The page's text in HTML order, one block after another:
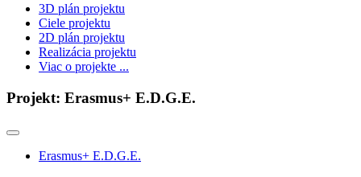
3D plán projektu
Ciele projektu
2D plán projektu
Realizácia projektu
Viac o projekte ...
Projekt: Erasmus+ E.D.G.E.
Erasmus+ E.D.G.E.